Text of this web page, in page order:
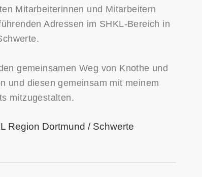
Mitarbeiterinnen und Mitarbeitern
Adressen im SHKL-Bereich in
gemeinsamen Weg von Knothe und
und diesen gemeinsam mit meinem
mitzugestalten.
Region Dortmund / Schwerte